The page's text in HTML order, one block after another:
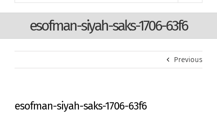
esofman-siyah-saks-1706-63f6
Previous
esofman-siyah-saks-1706-63f6